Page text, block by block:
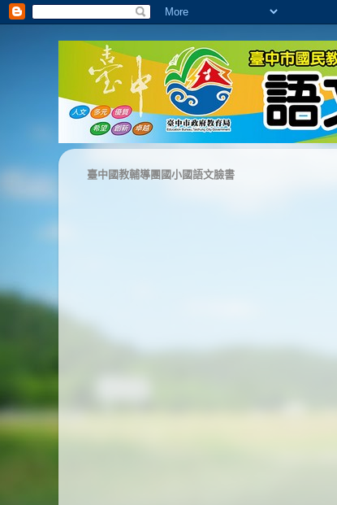
臺中國教輔導團國小國語文臉書